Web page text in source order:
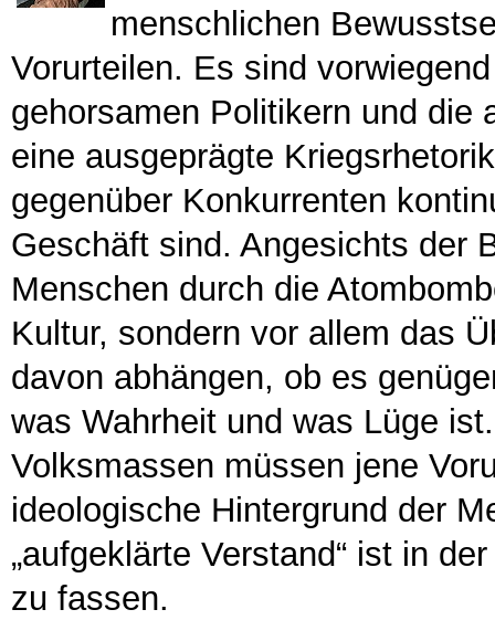
menschlichen
Vorurteilen. Es sind
gehorsamen Politikern und die
eine ausgeprägte
gegenüber Konkurrenten
Geschäft sind. Angesichts der
Menschen durch die
Kultur, sondern vor allem das
davon abhängen, ob es
was Wahrheit und was Lüge
Volksmassen müssen jene
ideologische Hintergrund der
„aufgeklärte Verstand“ ist in
zu fassen.